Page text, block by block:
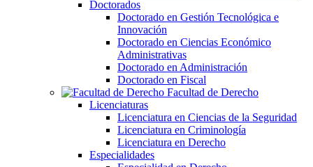
Doctorados
Doctorado en Gestión Tecnológica e
Innovación
Doctorado en Ciencias Económico
Administrativas
Doctorado en Administración
Doctorado en Fiscal
Facultad de Derecho
Licenciaturas
Licenciatura en Ciencias de la Seguridad
Licenciatura en Criminología
Licenciatura en Derecho
Especialidades